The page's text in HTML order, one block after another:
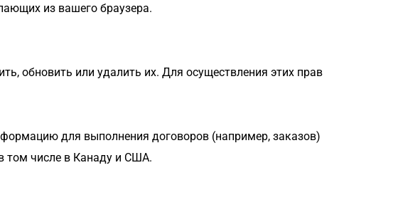
из вашего браузера.
обновить или удалить их. Для осуществления этих прав
для выполнения договоров (например, заказов)
том числе в Канаду и США.